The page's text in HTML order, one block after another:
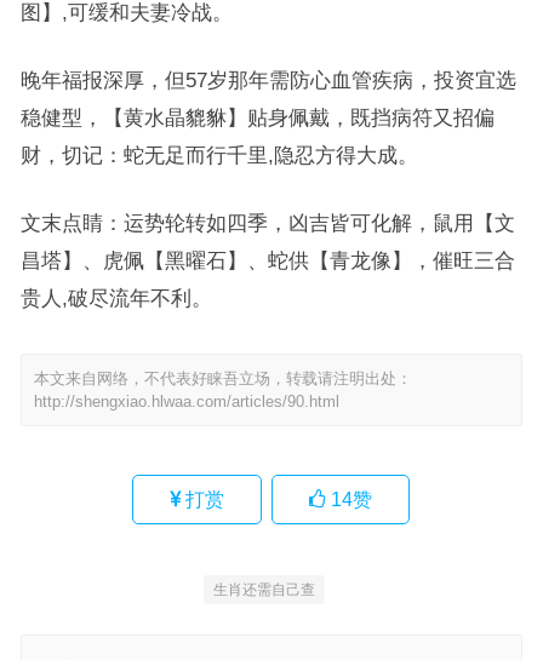
图】,可缓和夫妻冷战。
晚年福报深厚，但57岁那年需防心血管疾病，投资宜选
稳健型，【黄水晶貔貅】贴身佩戴，既挡病符又招偏
财，切记：蛇无足而行千里,隐忍方得大成。
文末点睛：运势轮转如四季，凶吉皆可化解，鼠用【文
昌塔】、虎佩【黑曜石】、蛇供【青龙像】，催旺三合
贵人,破尽流年不利。
本文来自网络，不代表好睐吾立场，转载请注明出处：
http://shengxiao.hlwaa.com/articles/90.html
打赏 14赞
生肖还需自己查